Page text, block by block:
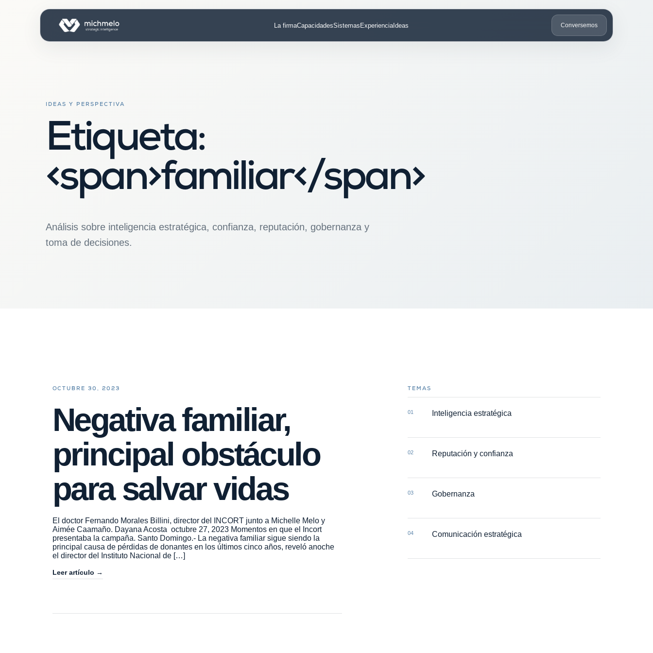
La firmaCapacidadesSistemasExperienciaIdeas Conversemos
IDEAS Y PERSPECTIVA
Etiqueta:
<span>familiar</span>
Análisis sobre inteligencia estratégica, confianza, reputación, gobernanza y
toma de decisiones.
OCTUBRE 30, 2023
Negativa familiar,
principal obstáculo
para salvar vidas
El doctor Fernando Morales Billini, director del INCORT junto a Michelle Melo y
Aimée Caamaño. Dayana Acosta octubre 27, 2023 Momentos en que el Incort
presentaba la campaña. Santo Domingo.- La negativa familiar sigue siendo la
principal causa de pérdidas de donantes en los últimos cinco años, reveló anoche
el director del Instituto Nacional de […]
Leer artículo →
TEMAS
01 Inteligencia estratégica
02 Reputación y confianza
03 Gobernanza
04 Comunicación estratégica